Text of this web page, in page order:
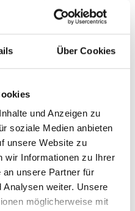
Über Cookies
und Anzeigen zu
soziale Medien anbieten
unsere Website zu
wir Informationen zu Ihrer
an unsere Partner für
Analysen weiter. Unsere
möglicherweise mit
und Ahden zurück zum
die Strecke über
die wunderschöne
die eine
Terminals und endet
Hangar. Die
hat einige Steigungen
besonders
und Läufer finden
Startbereich an der